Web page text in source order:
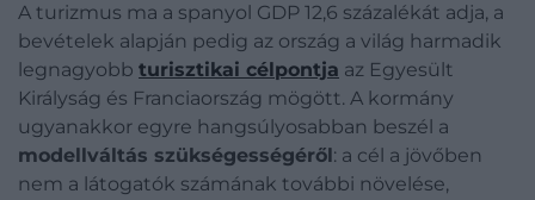
A turizmus ma a spanyol GDP 12,6 százalékát adja, a
bevételek alapján pedig az ország a világ harmadik
legnagyobb turisztikai célpontja az Egyesült
Királyság és Franciaország mögött. A kormány
ugyanakkor egyre hangsúlyosabban beszél a
modellváltás szükségességéről: a cél a jövőben
nem a látogatók számának további növelése,